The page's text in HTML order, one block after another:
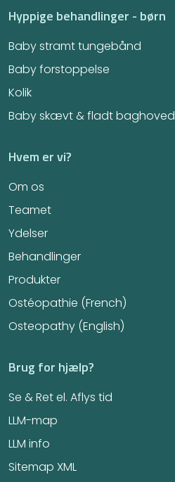
Hyppige behandlinger - børn
Baby stramt tungebånd
Baby forstoppelse
Kolik
Baby skævt & fladt baghoved
Hvem er vi?
Om os
Teamet
Ydelser
Behandlinger
Produkter
Ostéopathie (French)
Osteopathy (English)
Brug for hjælp?
Se & Ret el. Aflys tid
LLM-map
LLM info
Sitemap XML